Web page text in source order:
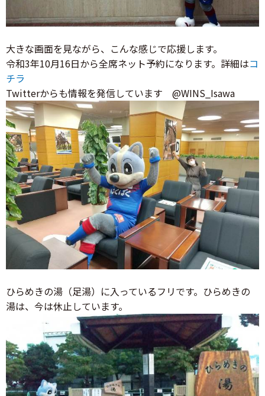
大きな画面を見ながら、こんな感じで応援します。
令和3年10月16日から全席ネット予約になります。詳細はコ
チラ
Twitterからも情報を発信しています @WINS_Isawa
ひらめきの湯（足湯）に入っているフリです。ひらめきの
湯は、今は休止しています。